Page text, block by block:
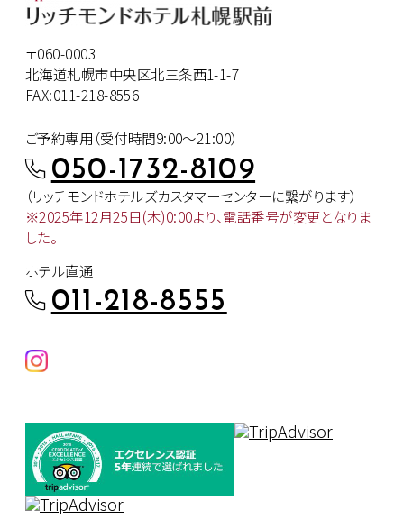
〒060-0003
北海道札幌市中央区北三条西1-1-7
FAX:011-218-8556
ご予約専用（受付時間9:00～21:00）
050-1732-8109
（リッチモンドホテルズカスタマーセンターに繋がります）
※2025年12月25日(木)0:00より、電話番号が変更となりま
した。
ホテル直通
011-218-8555